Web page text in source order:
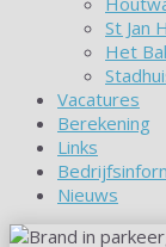
St Jan
Het
Vacatures
Berekening
Links
Nieuws